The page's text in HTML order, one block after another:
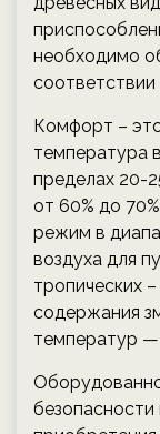
необходимо
соответствии
Комфорт –
температура
пределах 20-
от 60% до
режим в
воздуха для
тропических
содержания
температур —